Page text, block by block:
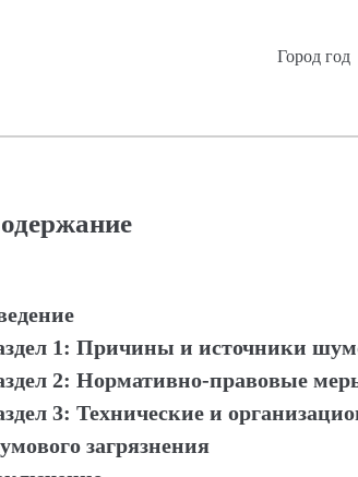
Город год
1: Причины и источники
2: Нормативно-правовые
3: Технические и
загрязнения